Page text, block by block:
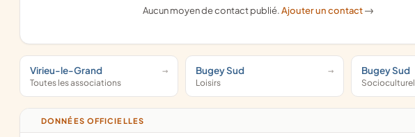
Aucun moyen de contact publié.Ajouter un contact ->
Virieu-le-Grand
Toutes les associations
Bugey Sud
Loisirs
Bugey Sud
Socioculturel
DONNÉES OFFICIELLES